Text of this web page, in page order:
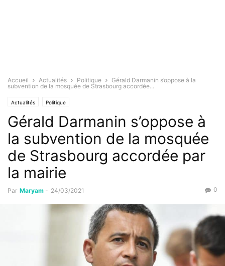
Accueil Actualités Politique
Gérald Darmanin s’oppose à la
subvention de la mosquée de Strasbourg accordée...
Actualités Politique
Gérald Darmanin s’oppose à
la subvention de la mosquée
de Strasbourg accordée par
la mairie
Par Maryam - 24/03/2021 0